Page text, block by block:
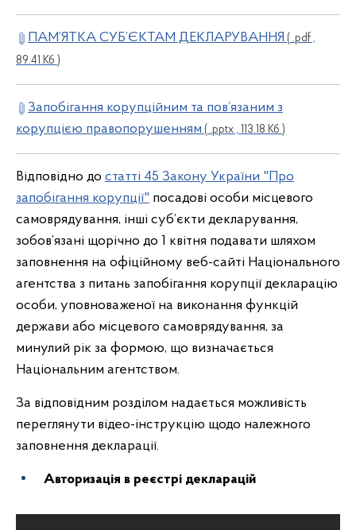
ПАМ’ЯТКА СУБ’ЄКТАМ ДЕКЛАРУВАННЯ ( .pdf ,
89.41 Кб )
Запобігання корупційним та пов’язаним з
корупцією правопорушенням ( .pptx , 113.18 Кб )
Відповідно до статті 45 Закону України "Про
запобігання корупції" посадові особи місцевого
самоврядування, інші суб’єкти декларування,
зобов’язані щорічно до 1 квітня подавати шляхом
заповнення на офіційному веб-сайті Національного
агентства з питань запобігання корупції декларацію
особи, уповноваженої на виконання функцій
держави або місцевого самоврядування, за
минулий рік за формою, що визначається
Національним агентством.
За відповідним розділом надається можливість
переглянути відео-інструкцію щодо належного
заповнення декларації.
Авторизація в реєстрі декларацій